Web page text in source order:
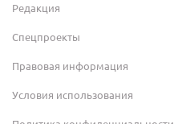
Редакция
Спецпроекты
Правовая информация
Условия использования